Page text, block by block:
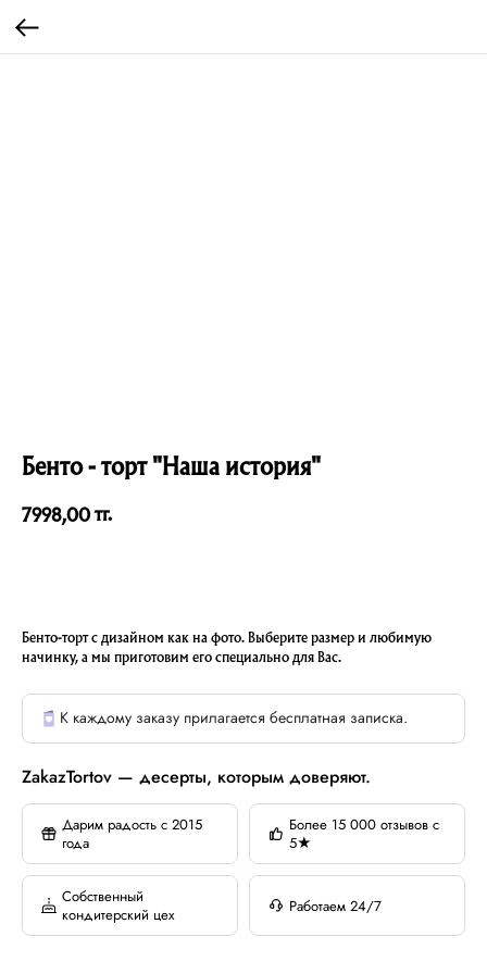
Бенто - торт "Наша история"
7998,00тг.
Бенто-торт с дизайном как на фото. Выберите размер и любимую
начинку, а мы приготовим его специально для Вас.
К каждому заказу прилагается бесплатная записка.
ZakazTortov — десерты, которым доверяют.
Дарим радость с 2015
года
Более 15 000 отзывов с
5★
Собственный
кондитерский цех
Работаем 24/7